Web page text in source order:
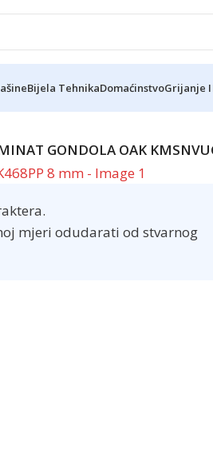
Bijela TehnikaDomaćinstvoGrijanje
GONDOLA OAK
mjeri odudarati od stvarnog